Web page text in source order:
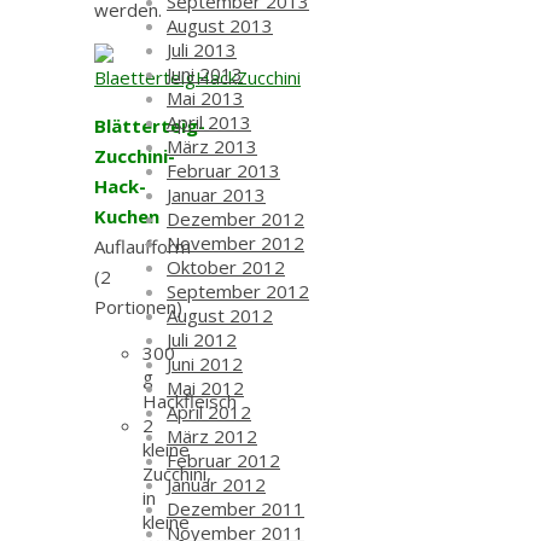
werden.
Blätterteig-
Zucchini-
Hack-
Kuchen
Auflaufform
(2
Portionen)
300
g
Hackfleisch
2
kleine
Zucchini,
in
kleine
August 2013
Juli 2013
Juni 2013
Mai 2013
April 2013
März 2013
Februar 2013
Januar 2013
Dezember 2012
November 2012
Oktober 2012
September 2012
August 2012
Juli 2012
Juni 2012
Mai 2012
April 2012
März 2012
Februar 2012
Januar 2012
Dezember 2011
November 2011